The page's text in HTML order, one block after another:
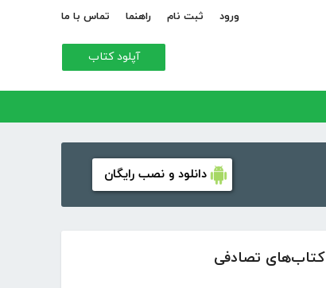
ورود ثبت نام راهنما تماس با ما
آپلود کتاب
دانلود و نصب رایگان
کتاب‌های تصادفی